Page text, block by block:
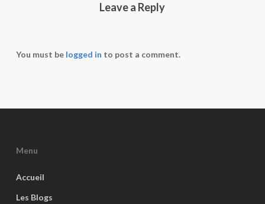
Leave a Reply
You must be logged in to post a comment.
Menu
Accueil
Les Blogs